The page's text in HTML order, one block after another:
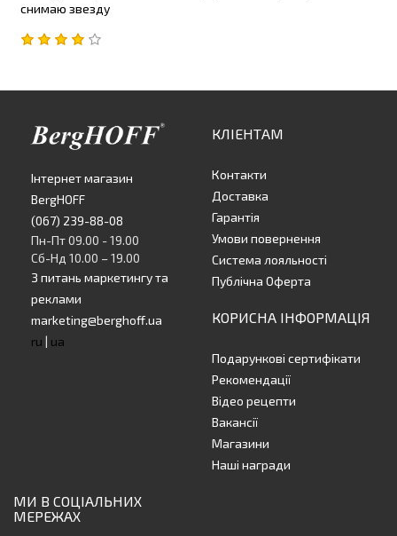
снимаю звезду
Інтернет магазин
BergHOFF
(067) 239-88-08
Пн-Пт 09.00 - 19.00
Сб-Нд 10.00 – 19.00
З питань маркетингу та
реклами
marketing@berghoff.ua
ru | ua
КЛІЕНТАМ
Контакти
Доставка
Гарантія
Умови повернення
Система лояльності
Публічна Оферта
КОРИСНА ІНФОРМАЦІЯ
Подарункові сертифікати
Рекомендації
Відео рецепти
Вакансії
Магазини
Наші награди
МИ В СОЦІАЛЬНИХ
МЕРЕЖАХ